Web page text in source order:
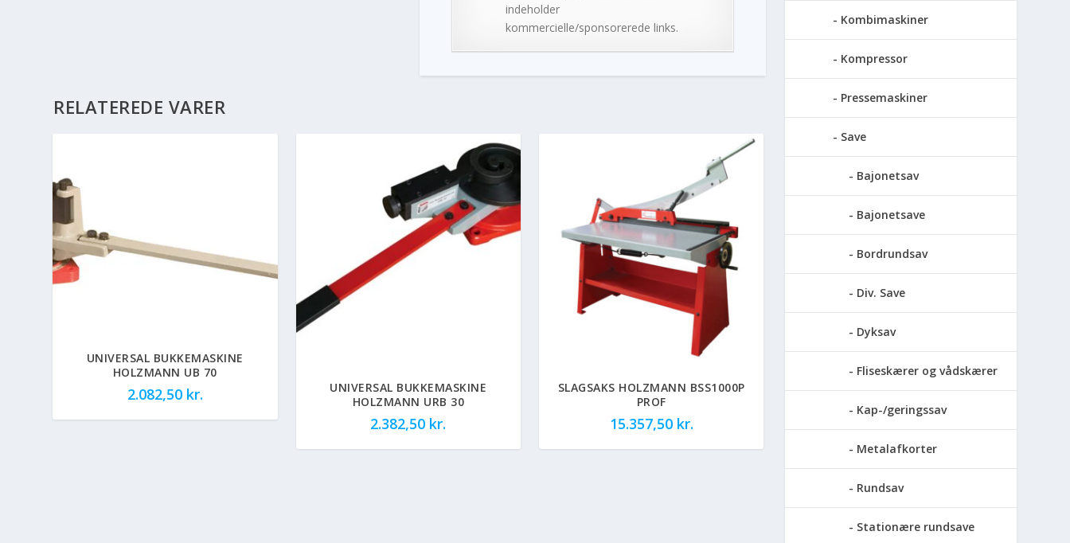
indeholder
kommercielle/sponsorerede links.
RELATEREDE VARER
UNIVERSAL BUKKEMASKINE
HOLZMANN UB 70
2.082,50 kr.
UNIVERSAL BUKKEMASKINE
HOLZMANN URB 30
2.382,50 kr.
SLAGSAKS HOLZMANN BSS1000P
PROF
15.357,50 kr.
Kombimaskiner
Kompressor
Pressemaskiner
Save
Bajonetsav
Bajonetsave
Bordrundsav
Div. Save
Dyksav
Fliseskærer og vådskærer
Kap-/geringssav
Metalafkorter
Rundsav
Stationære rundsave